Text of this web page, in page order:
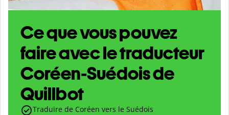
Ce que vous pouvez
faire avec le traducteur
Coréen-Suédois de
Quillbot
Traduire de Coréen vers le Suédois